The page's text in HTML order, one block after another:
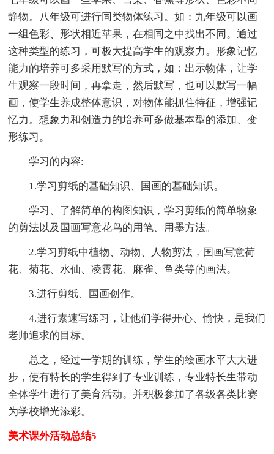
静物。八年级可进行同类物体练习。如：九年级可以画
一组色彩、形状相近苹果，在相同之中找出不同。通过
这种类型的练习，可极大提高学生的观察力。形象记忆
能力的培养可多采用默写的方式，如：出示物体，让学
生观察一段时间，再拿走，然后默写，也可以默写一幅
画，使学生养成整体意识，对物体能抓住特征，增强记
忆力。想象力和创造力的培养可多做基本型的添加、变
形练习。
学习的内容:
1.学习剪纸的基础知识、国画的基础知识。
学习、了解简单的构图知识，学习剪纸的简单物象
的剪法以及国画写意花鸟的用笔、用墨方法。
2.学习剪纸中植物、动物、人物剪法，国画写意荷
花、菊花、水仙、凌霄花、麻雀、鱼类等的画法。
3.进行剪纸、国画创作。
4.进行素速写练习，让他们学得开心、愉快，是我们
老师追求的目标。
总之，经过一学期的训练，学生的绘画水平大大进
步，使有特长的学生得到了专业训练，专业特长生带动
全体学生进行了美育活动。并积极参加了各级各类比赛
为学校增光添彩。
美术课外活动总结5